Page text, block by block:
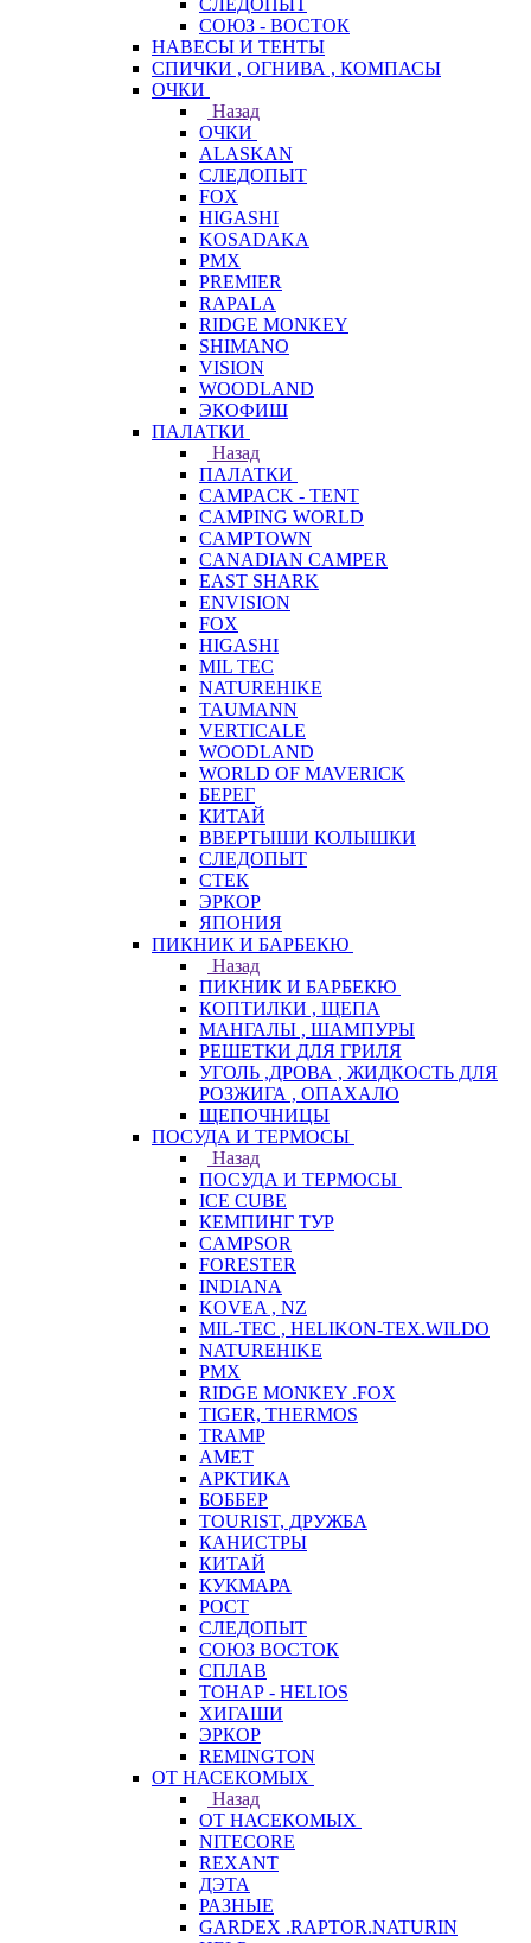
СЛЕДОПЫТ
СОЮЗ - ВОСТОК
НАВЕСЫ И ТЕНТЫ
СПИЧКИ , ОГНИВА , КОМПАСЫ
ОЧКИ
Назад
ОЧКИ
ALASKAN
СЛЕДОПЫТ
FOX
HIGASHI
KOSADAKA
PMX
PREMIER
RAPALA
RIDGE MONKEY
SHIMANO
VISION
WOODLAND
ЭКОФИШ
ПАЛАТКИ
Назад
ПАЛАТКИ
CAMPACK - TENT
CAMPING WORLD
CAMPTOWN
CANADIAN CAMPER
EAST SHARK
ENVISION
FOX
HIGASHI
MIL TEC
NATUREHIKE
TAUMANN
VERTICALE
WOODLAND
WORLD OF MAVERICK
БЕРЕГ
КИТАЙ
ВВЕРТЫШИ КОЛЫШКИ
СЛЕДОПЫТ
СТЕК
ЭРКОР
ЯПОНИЯ
ПИКНИК И БАРБЕКЮ
Назад
ПИКНИК И БАРБЕКЮ
КОПТИЛКИ , ЩЕПА
МАНГАЛЫ , ШАМПУРЫ
РЕШЕТКИ ДЛЯ ГРИЛЯ
УГОЛЬ ,ДРОВА , ЖИДКОСТЬ ДЛЯ
РОЗЖИГА , ОПАХАЛО
ЩЕПОЧНИЦЫ
ПОСУДА И ТЕРМОСЫ
Назад
ПОСУДА И ТЕРМОСЫ
ICE CUBE
КЕМПИНГ ТУР
CAMPSOR
FORESTER
INDIANA
KOVEA , NZ
MIL-TEC , HELIKON-TEX.WILDO
NATUREHIKE
PMX
RIDGE MONKEY .FOX
TIGER, THERMOS
TRAMP
АМЕТ
АРКТИКА
БОББЕР
TOURIST, ДРУЖБА
КАНИСТРЫ
КИТАЙ
КУКМАРА
РОСТ
СЛЕДОПЫТ
СОЮЗ ВОСТОК
СПЛАВ
ТОНАР - HELIOS
ХИГАШИ
ЭРКОР
REMINGTON
ОТ НАСЕКОМЫХ
Назад
ОТ НАСЕКОМЫХ
NITECORE
REXANT
ДЭТА
РАЗНЫЕ
GARDEX .RAPTOR.NATURIN